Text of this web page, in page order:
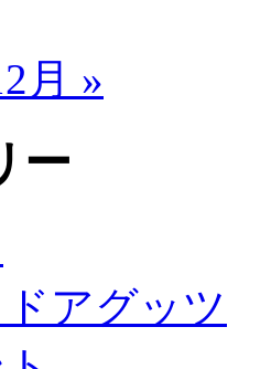
月 »
ー
アグッツ